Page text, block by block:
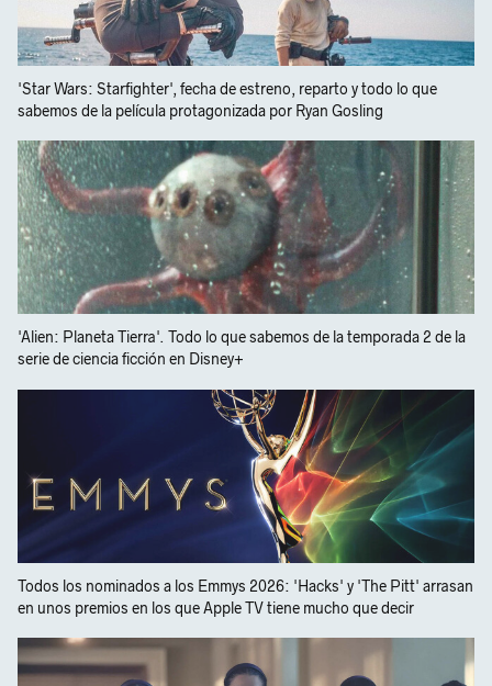
'Star Wars: Starfighter', fecha de estreno, reparto y todo lo que
sabemos de la película protagonizada por Ryan Gosling
'Alien: Planeta Tierra'. Todo lo que sabemos de la temporada 2 de la
serie de ciencia ficción en Disney+
Todos los nominados a los Emmys 2026: 'Hacks' y 'The Pitt' arrasan
en unos premios en los que Apple TV tiene mucho que decir